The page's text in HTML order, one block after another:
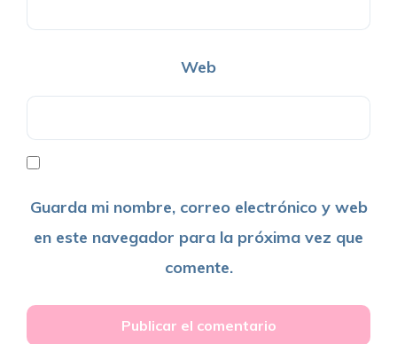
Web
Guarda mi nombre, correo electrónico y web
en este navegador para la próxima vez que
comente.